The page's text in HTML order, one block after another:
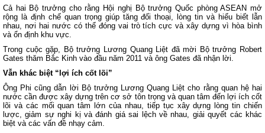
Cả hai Bộ trưởng cho rằng Hội nghị Bộ trưởng Quốc phòng ASEAN mở
rộng là định chế quan trọng giúp tăng đối thoại, lòng tin và hiểu biết lẫn
nhau, nơi hai nước có thể đóng vai trò tích cực và xây dựng vì hòa bình
và ổn định khu vực.
Trong cuộc gặp, Bộ trưởng Lương Quang Liệt đã mời Bộ trưởng Robert
Gates thăm Bắc Kinh vào đầu năm 2011 và ông Gates đã nhận lời.
Vẫn khác biệt “lợi ích cốt lõi”
Ông Phi cũng dẫn lời Bộ trưởng Lương Quang Liệt cho rằng quan hệ hai
nước cần được xây dựng trên cơ sở tôn trọng và quan tâm đến lợi ích cốt
lõi và các mối quan tâm lớn của nhau, tiếp tục xây dựng lòng tin chiến
lược, giảm sự nghi kị và đánh giá sai lệch về nhau, giải quyết các khác
biệt và các vấn đề nhạy cảm.